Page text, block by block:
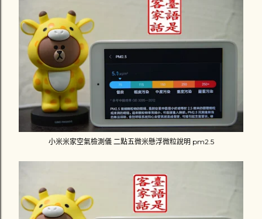
小米米家空氣檢測儀 二點五微米懸浮微粒說明 pm2.5